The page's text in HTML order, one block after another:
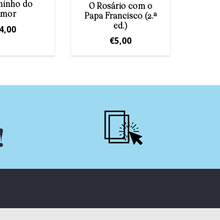
do
4,00
O Rosário com o
Papa Francisco (2.ª
ed.)
€5,00